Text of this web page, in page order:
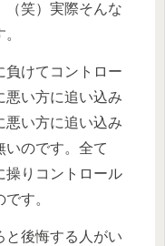
（笑）実際そんな
負けてコントロー
悪い方に追い込み
悪い方に追い込み
いのです。全て
操りコントロール
す。
と後悔する人がい